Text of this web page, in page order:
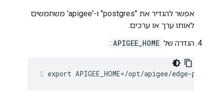
אפשר להגדיר את "postgres" ו-'apigee' משתמשים
לאותו ערך או ערכים.
הגדרה של APIGEE_HOME
:
export APIGEE_HOME=/opt/apigee/edge-